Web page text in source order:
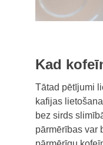
Kad
Tātad pētījumi
kafijas
bez sirds
pārmērības var